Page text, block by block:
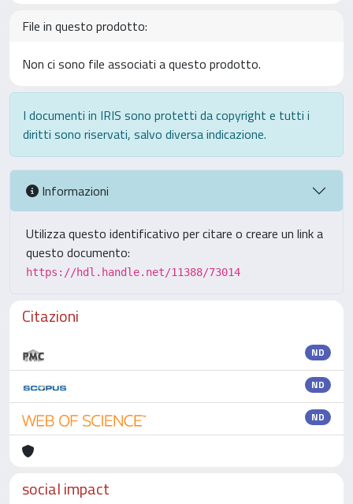
File in questo prodotto:
Non ci sono file associati a questo prodotto.
I documenti in IRIS sono protetti da copyright e tutti i
diritti sono riservati, salvo diversa indicazione.
Informazioni
Utilizza questo identificativo per citare o creare un link a
questo documento:
https://hdl.handle.net/11388/73014
Citazioni
ND
ND
ND
social impact